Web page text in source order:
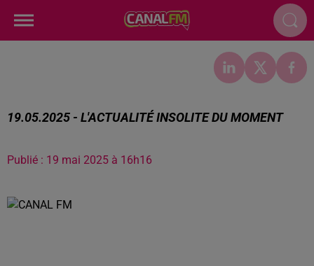
19.05.2025 - L'ACTUALITÉ INSOLITE DU MOMENT
Publié : 19 mai 2025 à 16h16